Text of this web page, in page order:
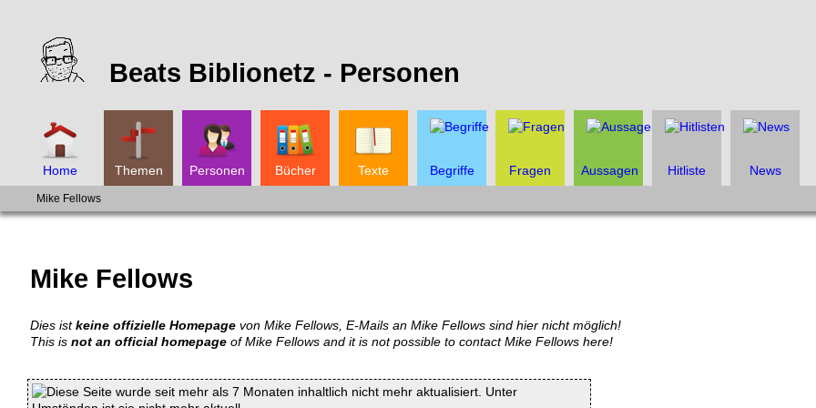
Beats Biblionetz - Personen
Home Themen Personen Bücher Texte Begriffe Fragen Aussagen Hitliste News
Mike Fellows
Mike Fellows
Dies istkeine offizielle Homepage von Mike Fellows, E-Mails an Mike Fellows sind hier nicht möglich!
This is not an official homepage of Mike Fellows and it is not possible to contact Mike Fellows here!
Diese Seite wurde seit mehr als 7 Monaten inhaltlich nicht mehr aktualisiert. Unter